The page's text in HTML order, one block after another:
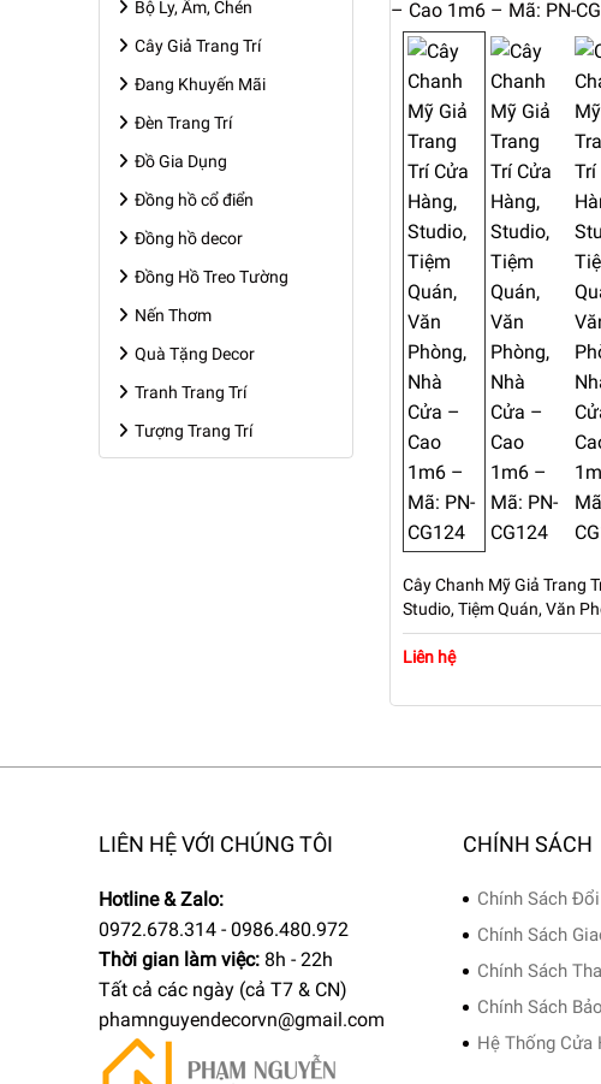
Bộ Ly, Ấm, Chén
Cây Giả Trang Trí
Đang Khuyến Mãi
Đèn Trang Trí
Đồ Gia Dụng
Đồng hồ cổ điển
Đồng hồ decor
Đồng Hồ Treo Tường
Nến Thơm
Quà Tặng Decor
Tranh Trang Trí
Tượng Trang Trí
Cây Chanh Mỹ Giả Trang
Studio, Tiệm Quán, Văn
Cao 1m6 – Mã: PN-CG124
Liên hệ
LIÊN HỆ VỚI CHÚNG TÔI
Hotline & Zalo:
0972.678.314 - 0986.480.972
Thời gian làm việc: 8h - 22h
Tất cả các ngày (cả T7 & CN)
phamnguyendecorvn@gmail.com
CHÍNH SÁCH
Chính Sách
Chính Sách
Chính Sách
Chính Sách
Hệ Thống Cửa